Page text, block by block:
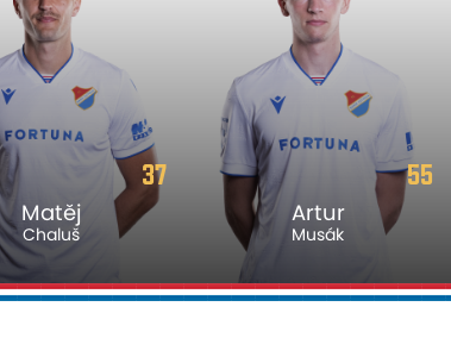
37
Matěj
Chaluš
55
Artur
Musák